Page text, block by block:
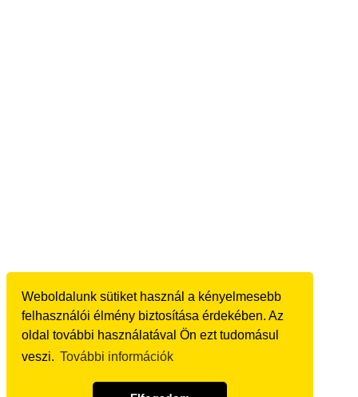
Weboldalunk sütiket használ a kényelmesebb
felhasználói élmény biztosítása érdekében. Az
oldal további használatával Ön ezt tudomásul
veszi. További információk